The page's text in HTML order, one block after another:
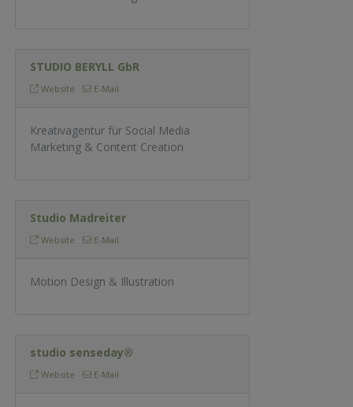
STUDIO BERYLL GbR
Website E-Mail
Kreativagentur für Social Media
Marketing & Content Creation
Studio Madreiter
Website E-Mail
Motion Design & Illustration
studio senseday®
Website E-Mail